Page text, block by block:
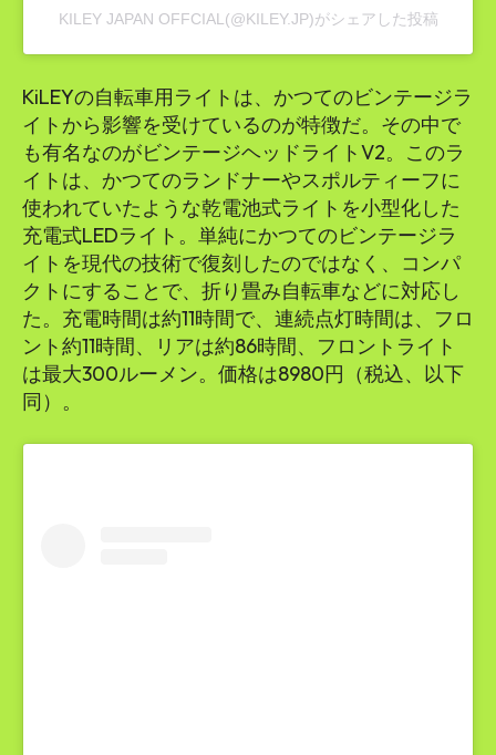
KILEY JAPAN OFFCIAL(@KILEY.JP)がシェアした投稿
KiLEYの自転車用ライトは、かつてのビンテージラ
イトから影響を受けているのが特徴だ。その中で
も有名なのがビンテージヘッドライトV2。このラ
イトは、かつてのランドナーやスポルティーフに
使われていたような乾電池式ライトを小型化した
充電式LEDライト。単純にかつてのビンテージラ
イトを現代の技術で復刻したのではなく、コンパ
クトにすることで、折り畳み自転車などに対応し
た。充電時間は約11時間で、連続点灯時間は、フロ
ント約11時間、リアは約86時間、フロントライト
は最大300ルーメン。価格は8980円（税込、以下
同）。